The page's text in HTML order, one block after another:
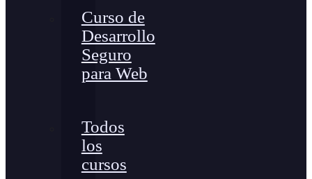
Curso de
Desarrollo
Seguro
para Web
Todos
los
cursos